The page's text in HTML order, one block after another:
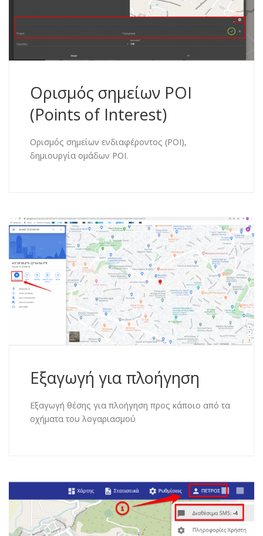
Ορισμός σημείων POI
(Points of Interest)
Ορισμός σημείων ενδιαφέροντος (POI),
δημιουργία ομάδων POI.
Εξαγωγή για πλοήγηση
Εξαγωγή θέσης για πλοήγηση προς κάποιο από τα
οχήματα του λογαριασμού